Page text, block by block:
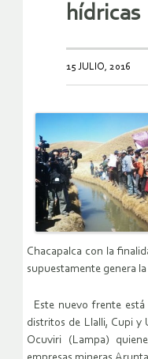
hídricas
15 JULIO, 2016
Chacapalca con la
supuestamente genera
Este nuevo frente
distritos de Llalli, Cupi y
Ocuviri (Lampa)